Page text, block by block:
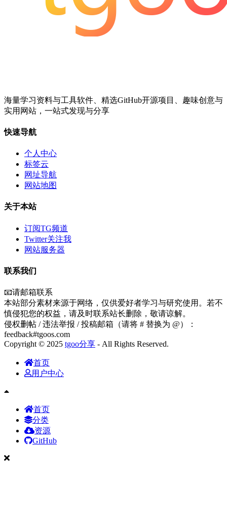
海量学习资料与工具软件、精选GitHub开源项目、趣味创意与
实用网站，一站式发现与分享
快速导航
个人中心
标签云
网址导航
网站地图
关于本站
订阅TG频道
Twitter关注我
网站服务器
联系我们
📧请邮箱联系
本站部分素材来源于网络，仅供爱好者学习与研究使用。若不
慎侵犯您的权益，请及时联系站长删除，敬请谅解。
侵权删帖 / 违法举报 / 投稿邮箱（请将 # 替换为 @）：
feedback#tgoos.com
Copyright © 2025 tgoo分享 - All Rights Reserved.
首页
用户中心
首页
分类
资源
GitHub